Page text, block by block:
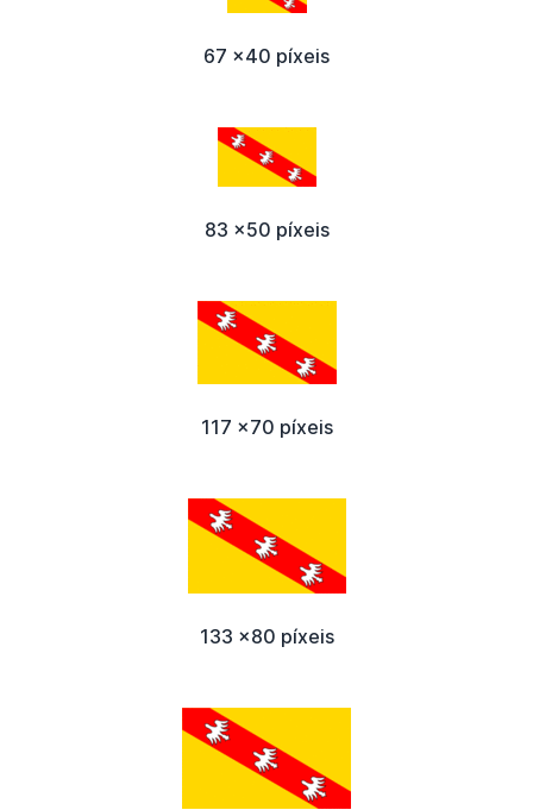
67 x40 píxeis
83 x50 píxeis
117 x70 píxeis
133 x80 píxeis